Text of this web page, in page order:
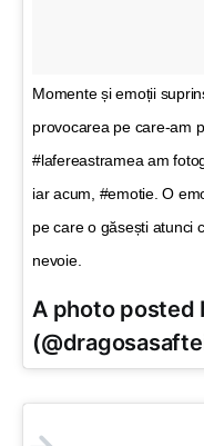
Momente și emoții
provocarea pe care-am
#lafereastramea am
iar acum, #emotie. O
pe care o găsești atunci
nevoie.
A photo posted